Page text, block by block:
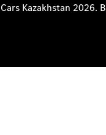
Kazakhstan 2026.